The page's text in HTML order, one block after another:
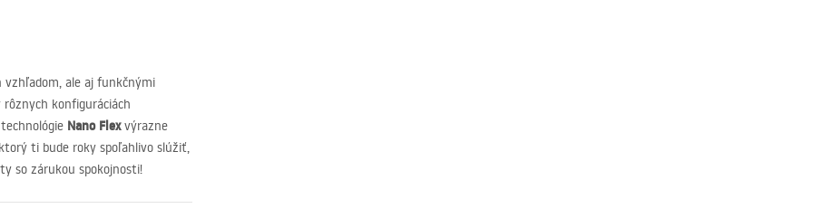
ale aj funkčnými
konfiguráciách
Nano Flexvýrazne
ti bude roky spoľahlivo slúžiť,
so zárukou spokojnosti!